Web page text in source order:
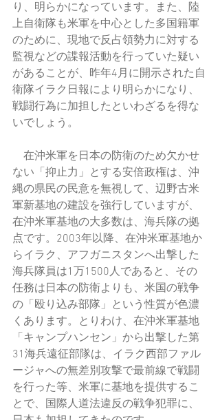
り、明らかになっています。また、陸
上自衛隊も米軍を中心とした多国籍軍
のために、現地で反占領勢力に対する
監視などの諜報活動を行っていた疑い
があることが、昨年4月に開示された自
衛隊イラク日報により明らかになり、
戦闘行為に加担したといわざるを得な
いでしょう。
在沖米軍を日本の防衛のため欠かせ
ない「抑止力」とする安倍政権は、沖
縄の県民の民意を無視して、辺野古米
軍新基地の建設を強行していますが、
在沖米軍基地の大多数は、海兵隊の拠
点です。2003年以降、在沖米軍基地か
らイラク、アフガニスタンへ出撃した
海兵隊員は1万1500人であると、その
任務は日本の防衛よりも、米国の戦争
の「殴り込み部隊」という性質が色濃
くあります。とりわけ、在沖米軍基地
「キャンプハンセン」から出撃した第
31海兵遠征部隊は、イラク西部ファル
ージャへの無差別攻撃で最前線で戦闘
を行った等、米軍に基地を提供するこ
とで、国際人道法違反の戦争犯罪に、